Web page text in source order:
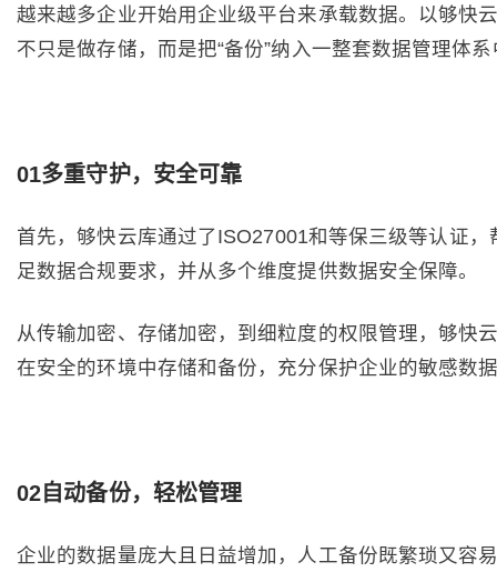
越来越多企业开始用企业级平台来承载数据。以够快
不只是做存储，而是把“备份”纳入一整套数据管理体
01多重守护，安全可靠
首先，够快云库通过了ISO27001和等保三级等认证，
足数据合规要求，并从多个维度提供数据安全保障。
从传输加密、存储加密，到细粒度的权限管理，够快
在安全的环境中存储和备份，充分保护企业的敏感数
02自动备份，轻松管理
企业的数据量庞大且日益增加，人工备份既繁琐又容